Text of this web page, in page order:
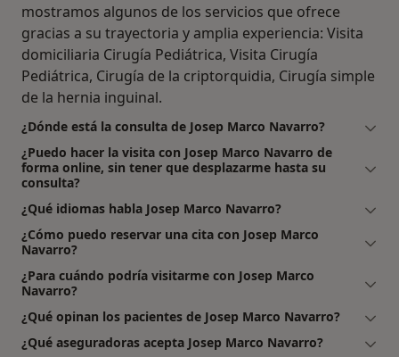
mostramos algunos de los servicios que ofrece
gracias a su trayectoria y amplia experiencia: Visita
domiciliaria Cirugía Pediátrica, Visita Cirugía
Pediátrica, Cirugía de la criptorquidia, Cirugía simple
de la hernia inguinal.
¿Dónde está la consulta de Josep Marco Navarro?
¿Puedo hacer la visita con Josep Marco Navarro de
forma online, sin tener que desplazarme hasta su
consulta?
¿Qué idiomas habla Josep Marco Navarro?
¿Cómo puedo reservar una cita con Josep Marco
Navarro?
¿Para cuándo podría visitarme con Josep Marco
Navarro?
¿Qué opinan los pacientes de Josep Marco Navarro?
¿Qué aseguradoras acepta Josep Marco Navarro?